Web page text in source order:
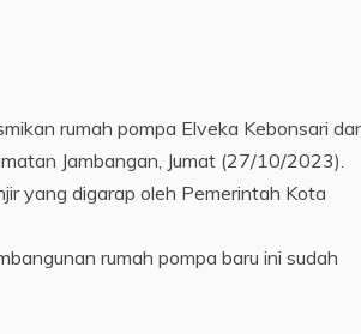
rumah pompa Elveka Kebonsari
Jambangan, Jumat (27/10/2023).
yang digarap oleh Pemerintah Kota
rumah pompa baru ini sudah